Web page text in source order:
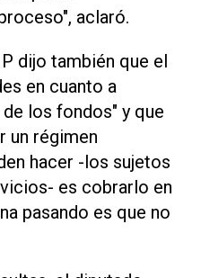
aclaró.
dijo también que el
en cuanto a
los fondos" y que
un régimen
hacer -los sujetos
es cobrarlo en
pasando es que no